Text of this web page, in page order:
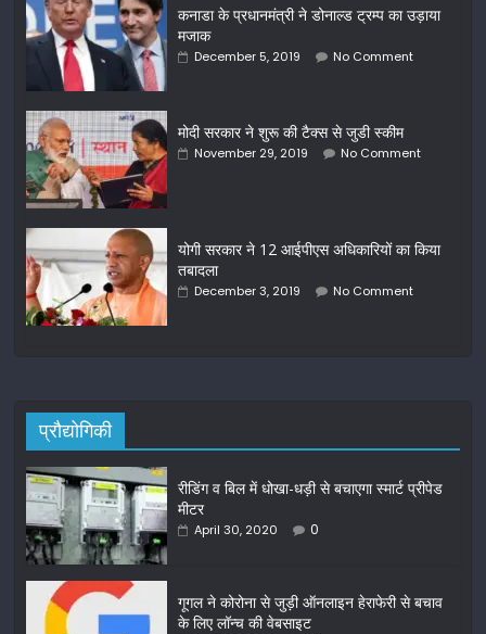
कनाडा के प्रधानमंत्री ने डोनाल्ड ट्रम्प का उड़ाया
मजाक
December 5, 2019 No Comment
मोदी सरकार ने शुरू की टैक्स से जुडी स्कीम
November 29, 2019 No Comment
योगी सरकार ने 12 आईपीएस अधिकारियों का किया
तबादला
December 3, 2019 No Comment
प्रौद्योगिकी
रीडिंग व बिल में धोखा-धड़ी से बचाएगा स्मार्ट प्रीपेड
मीटर
April 30, 2020 0
गूगल ने कोरोना से जुड़ी ऑनलाइन हेराफेरी से बचाव
के लिए लॉन्च की वेबसाइट